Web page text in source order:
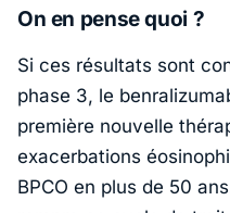
On en pense quoi ?
Si ces résultats sont
phase 3, le
première nouvelle
exacerbations
BPCO en plus de 50